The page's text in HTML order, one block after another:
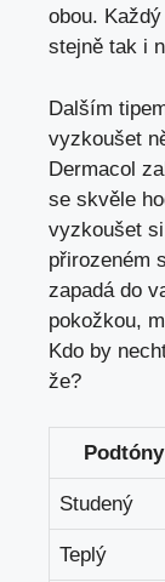
obou.
stejně tak i
Dalším
vyzkoušet
Dermacol
se skvěle
vyzkoušet
přirozeném
zapadá do
pokožkou,
Kdo by
že?
Podtóny
Studený
Teplý